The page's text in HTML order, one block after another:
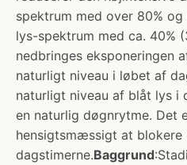
spektrum med over 80%
lys-spektrum med ca. 40%
nedbringes eksponeringen
naturligt niveau i løbet af
naturligt niveau af blåt lys i
en naturlig døgnrytme. Det
hensigtsmæssigt at
dagstimerne.Baggrund